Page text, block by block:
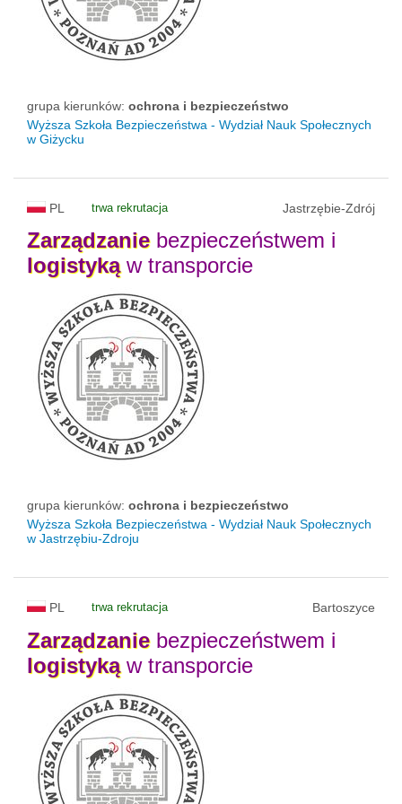
grupa kierunków: ochrona i bezpieczeństwo
Wyższa Szkoła Bezpieczeństwa - Wydział Nauk Społecznych
w Giżycku
PL trwa rekrutacja Jastrzębie-Zdrój
Zarządzaniebezpieczeństwem i
logistykąw transporcie
grupa kierunków: ochrona i bezpieczeństwo
Wyższa Szkoła Bezpieczeństwa - Wydział Nauk Społecznych
w Jastrzębiu-Zdroju
PL trwa rekrutacja Bartoszyce
Zarządzaniebezpieczeństwem i
logistykąw transporcie